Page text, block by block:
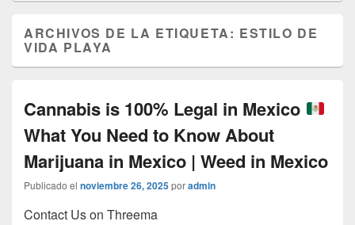
ARCHIVOS DE LA ETIQUETA: ESTILO DE
VIDA PLAYA
Cannabis is 100% Legal in Mexico
What You Need to Know About
Marijuana in Mexico | Weed in Mexico
Publicado el noviembre 26, 2025poradmin
Contact Us on Threema